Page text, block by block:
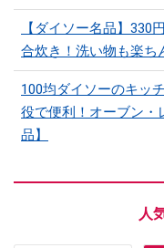
【ダイソー名品】330
合炊き！洗い物も楽ち
100均ダイソーのキッ
役で便利！オーブン・
品】